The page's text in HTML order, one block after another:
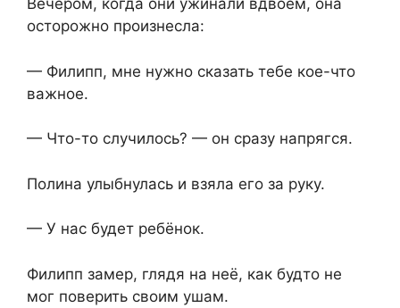
Вечером, когда они ужинали вдвоём, она
осторожно произнесла:
— Филипп, мне нужно сказать тебе кое-что
важное.
— Что-то случилось? — он сразу напрягся.
Полина улыбнулась и взяла его за руку.
— У нас будет ребёнок.
Филипп замер, глядя на неё, как будто не
мог поверить своим ушам.